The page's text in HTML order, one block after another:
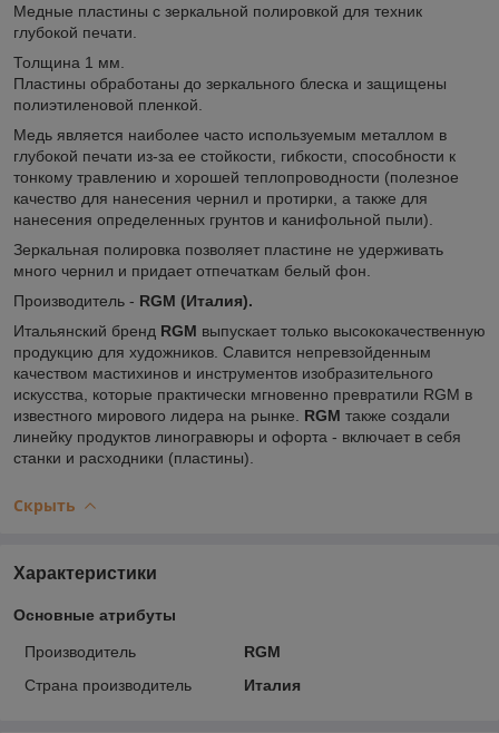
Медные пластины с зеркальной полировкой для техник
глубокой печати.
Толщина 1 мм.
Пластины обработаны до зеркального блеска и защищены
полиэтиленовой пленкой.
Медь является наиболее часто используемым металлом в
глубокой печати из-за ее стойкости, гибкости, способности к
тонкому травлению и хорошей теплопроводности (полезное
качество для нанесения чернил и протирки, а также для
нанесения определенных грунтов и канифольной пыли).
Зеркальная полировка позволяет пластине не удерживать
много чернил и придает отпечаткам белый фон.
Производитель - RGM (Италия).
Итальянский бренд RGM выпускает только высококачественную
продукцию для художников. Славится непревзойденным
качеством мастихинов и инструментов изобразительного
искусства, которые практически мгновенно превратили RGM в
известного мирового лидера на рынке. RGM также создали
линейку продуктов линогравюры и офорта - включает в себя
станки и расходники (пластины).
Скрыть
Характеристики
Основные атрибуты
Производитель
RGM
Страна производитель
Италия